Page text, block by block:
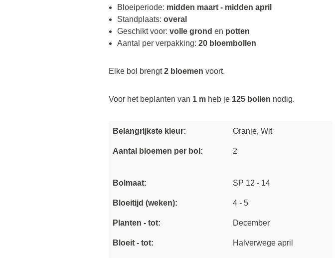
Bloeiperiode: midden maart - midden april
Standplaats: overal
Geschikt voor: volle grond en potten
Aantal per verpakking: 20 bloembollen
Elke bol brengt2 bloemen voort.
Voor het beplanten van 1 m heb je 125 bollen nodig.
Belangrijkste kleur: Oranje, Wit
Aantal bloemen per bol: 2
Bolmaat: SP 12 - 14
Bloeitijd (weken): 4 - 5
Planten - tot: December
Bloeit - tot: Halverwege april